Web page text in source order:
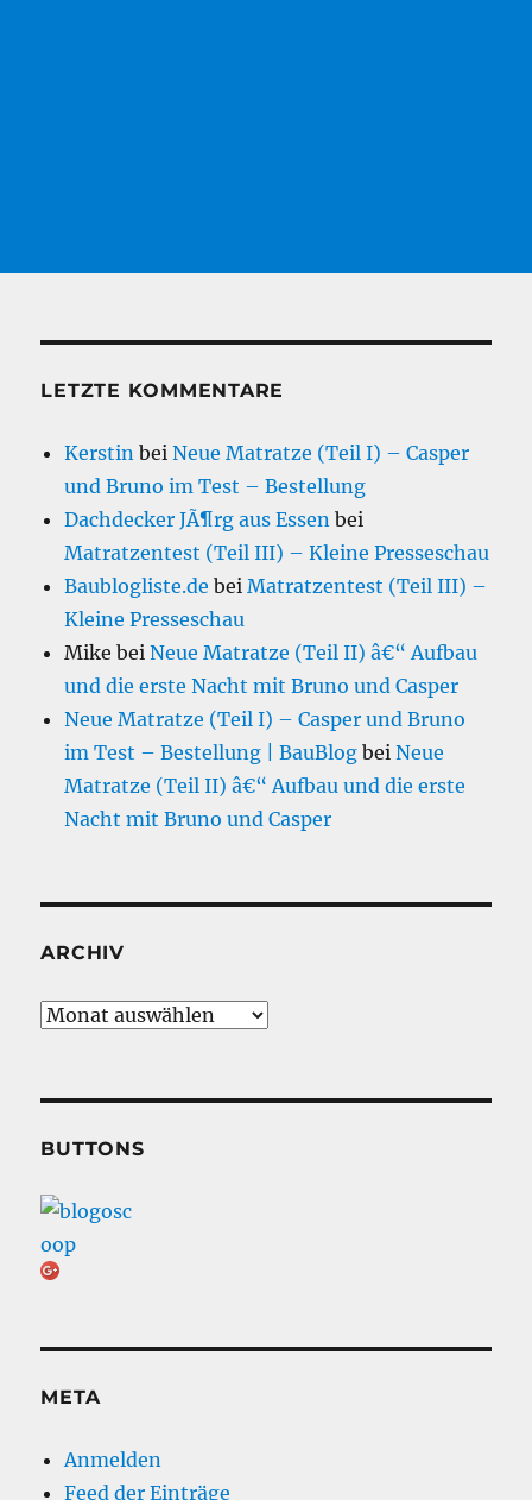
LETZTE KOMMENTARE
Kerstin beiNeue Matratze (Teil I) – Casper
und Bruno im Test – Bestellung
Dachdecker JÃ¶rg aus Essen bei
Matratzentest (Teil III) – Kleine Presseschau
Baublogliste.de beiMatratzentest (Teil III) –
Kleine Presseschau
Mike beiNeue Matratze (Teil II) â€“ Aufbau
und die erste Nacht mit Bruno und Casper
Neue Matratze (Teil I) – Casper und Bruno
im Test – Bestellung | BauBlog beiNeue
Matratze (Teil II) â€“ Aufbau und die erste
Nacht mit Bruno und Casper
ARCHIV
Archiv
BUTTONS
META
Anmelden
Feed der Einträge